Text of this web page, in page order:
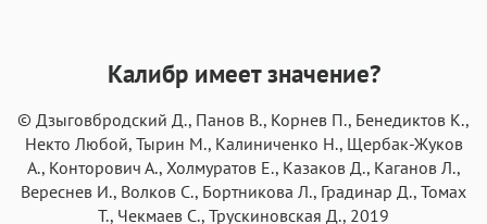
Аа
Iowan
Аа
San Francisco Аа
SF Serif Аа
New York
Аа
Helvetica Neue
Аа
Arial Аа
Georgia
Аа
Times New Roman
Калибр имеет значение?
© Дзыговбродский Д., Панов В., Корнев П., Бенедиктов К.,
Некто Любой, Тырин М., Калиниченко Н., Щербак-Жуков
А., Конторович А., Холмуратов Е., Казаков Д., Каганов Л.,
Вереснев И., Волков С., Бортникова Л., Градинар Д., Томах
Т., Чекмаев С., Трускиновская Д., 2019